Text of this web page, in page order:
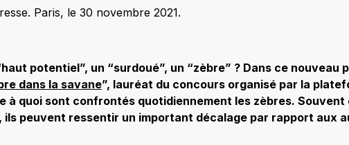
Paris, le 30 novembre 2021.
potentiel”, un “surdoué”, un “zèbre” ? Dans ce nouveau
dans la savane”, lauréat du concours organisé par la
à quoi sont confrontés quotidiennement les zèbres. Souvent
ils peuvent ressentir un important décalage par rapport aux